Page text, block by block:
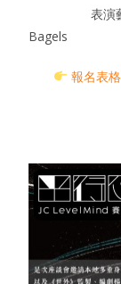
表演藝人嘉
Bagels
報名表格